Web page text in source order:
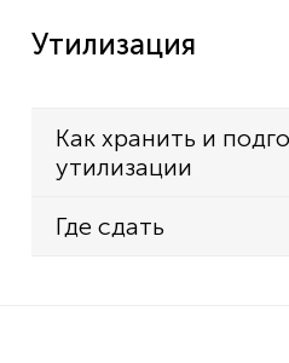
Утилизация
Как хранить и
утилизации
Где сдать